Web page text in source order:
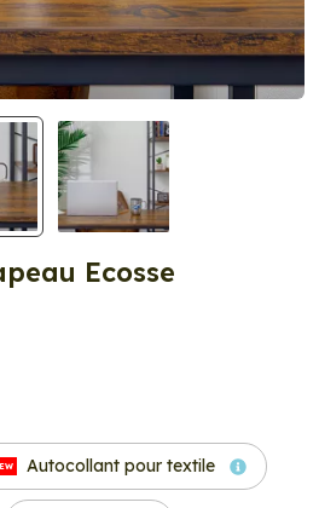
Ecosse
Autocollant pour textile